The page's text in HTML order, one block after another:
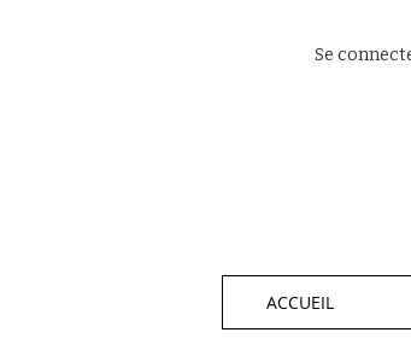
Se
ACCUEIL